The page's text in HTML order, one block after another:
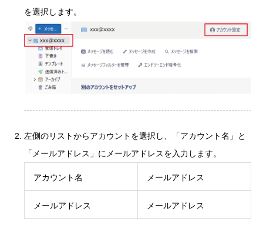
を選択します。
左側のリストからアカウントを選択し、「アカウント名」と
「メールアドレス」にメールアドレスを入力します。
アカウント名 メールアドレス
メールアドレス メールアドレス